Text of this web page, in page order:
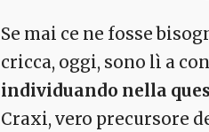
Se mai ce ne fosse
cricca, oggi, sono lì a
individuando nella
Craxi, vero precursore